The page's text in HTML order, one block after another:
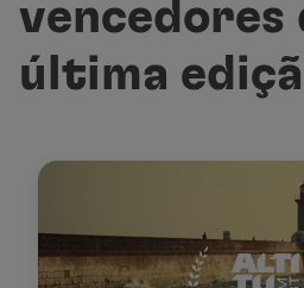
vencedores
última